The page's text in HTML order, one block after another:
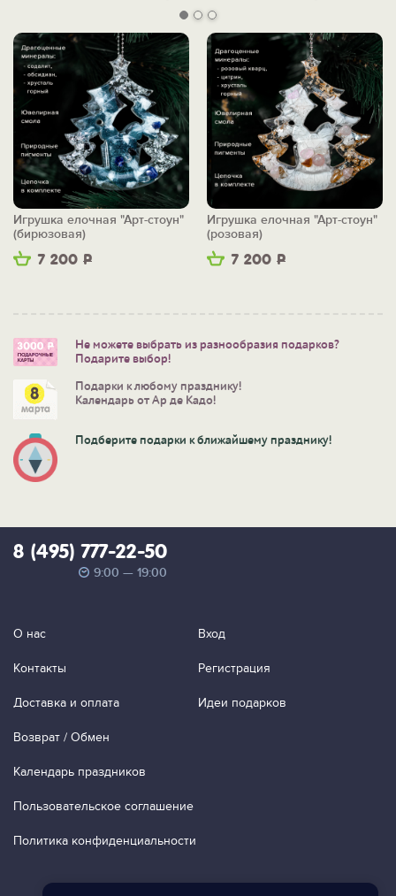
7 200 Р
Игрушка елочная "Арт-стоун"
(бирюзовая)
7 200 Р
Игрушка елочная "Арт-стоун"
(розовая)
Не можете выбрать из разнообразия подарков?
Подарите выбор!
Подарки к любому празднику!
Календарь от Ар де Кадо!
Подберите подарки к ближайшему празднику!
8 (495) 777-22-50
9:00 — 19:00
О нас
Контакты
Доставка и оплата
Возврат / Обмен
Календарь праздников
Пользовательское соглашение
Политика конфиденциальности
Вход
Регистрация
Идеи подарков